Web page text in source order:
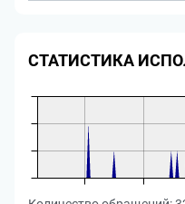
СТАТИСТИКА